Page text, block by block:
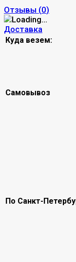
Отзывы (0)
Доставка
Куда везем:
Самовывоз
По Санкт-